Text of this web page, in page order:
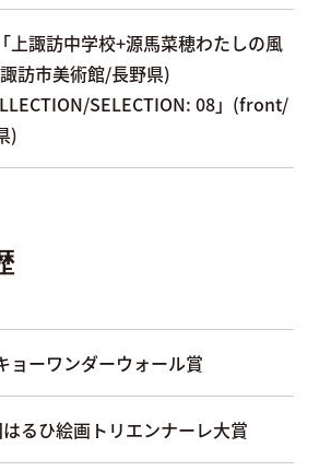
上諏訪中学校+源馬菜穂わたしの風
訪市美術館/長野県)
SELECTION: 08」(front/
)
ョーワンダーウォール賞
るひ絵画トリエンナーレ大賞